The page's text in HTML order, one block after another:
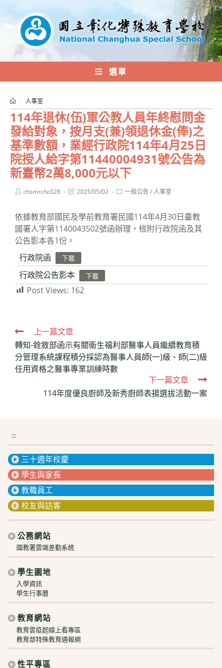
轉
內
選單
114年退休(伍)軍公教人員年終慰問金
發給對象，按月支(兼)領退休金(俸)之
基準數額，業經行政院114年4月25日
院授人給字第11440004931號公告為
新臺幣2萬8,000元以下
> 人事室 >
Postchsmrchc028
Post2025/05/02
Post一般公告/人事室
依據教育部國民及學前教育署民國114年4月30日臺教
國署人字第1140043502號函辦理，檢附行政院函及其
公告影本各1份。
行政院函
下載
行政院公告影本 下載
Post Views: 162
Read
more
articles
上一篇文章
轉知-銓敘部函示有關衛生福利部醫事人員繼續教育積
分管理系統課程積分採認為醫事人員師(一)級、師(二)級
任用資格之醫事專業訓練時數
下一篇文章
114年度優良廚師及新秀廚師表揚選拔活動一案
:::
三十週年校慶
學生與家長
教職員工
校友與訪客
公務網站
國教署雲端差勤系統
學生園地
入學資訊
學生行事曆
教育網站
教育雲疫起線上看專區
教育部特殊教育通報網
性平專區